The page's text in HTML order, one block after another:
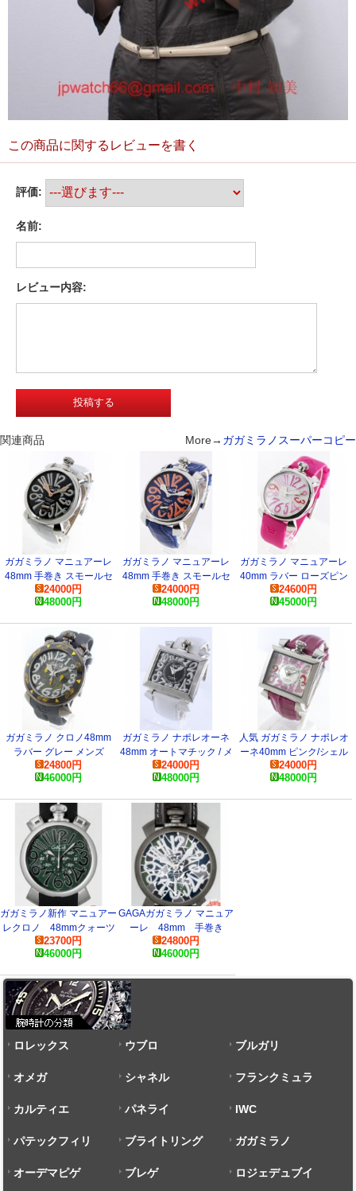
この商品に関するレビューを書く
評価:
名前:
レビュー内容:
関連商品 More→ ガガミラノスーパーコピー
ガガミラノ マニュアーレ
48mm 手巻き スモールセ
コンド メンズ 5010.06S コ
ピー 腕時計
24000円
48000円
ガガミラノ マニュアーレ
48mm 手巻き スモールセ
コンド ブルー メンズ ガガ
ミラノ マニュアーレ48mm
ー 腕時計
24000円
48000円
ガガミラノ マニュアーレ
40mm ラバー ローズピン
ク/シェル ボーイズ 5020.6
コピー 腕時計
24600円
45000円
ガガミラノ クロノ48mm
ラバー グレー メンズ
6054.6 コピー 腕時計
24800円
46000円
ガガミラノ ナポレオーネ
48mm オートマチック / メ
ンズ 6000.2 コピー 腕時計
24000円
48000円
人気 ガガミラノ ナポレオ
ーネ40mm ピンク/シェル
ボーイズ 6030.6 腕時計
24000円
48000円
ガガミラノ新作 マニュアー
レクロノ 48mmクォーツ
5050.6 コピー
23700円
46000円
GAGAガガミラノ マニュア
ーレ 48mm 手巻き
5012.MOSAICO1S
24800円
46000円
ロレックス ウブロ ブルガリ
オメガ シャネル フランクミュラ
ー
カルティエ パネライ IWC
パテックフィリ
ップ
ブライトリング ガガミラノ
オーデマピゲ ブレゲ ロジェデュブイ